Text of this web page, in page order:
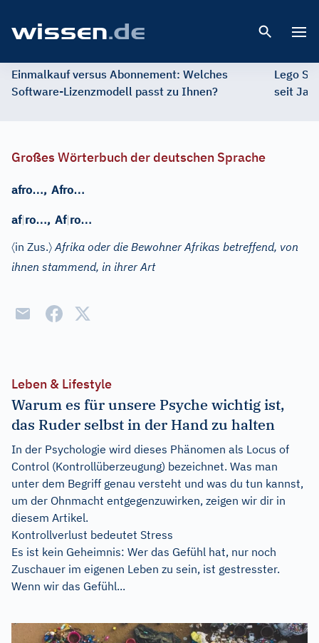
Einmalkauf versus Abonnement: Welches
Software-Lizenzmodell passt zu Ihnen?
Lego
seit
Großes Wörterbuch der deutschen Sprache
afro…, Afro…
af|ro…, Af|ro…
〈in Zus.〉 Afrika oder die Bewohner Afrikas betreffend, von
ihnen stammend, in ihrer Art
Leben & Lifestyle
Warum es für unsere Psyche wichtig ist,
das Ruder selbst in der Hand zu halten
In der Psychologie wird dieses Phänomen als Locus of
Control (Kontrollüberzeugung) bezeichnet. Was man
unter dem Begriff genau versteht und was du tun kannst,
um der Ohnmacht entgegenzuwirken, zeigen wir dir in
diesem Artikel.
Kontrollverlust bedeutet Stress
Es ist kein Geheimnis: Wer das Gefühl hat, nur noch
Zuschauer im eigenen Leben zu sein, ist gestresster.
Wenn wir das Gefühl...